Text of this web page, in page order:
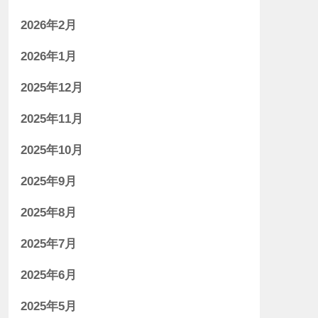
2026年2月
2026年1月
2025年12月
2025年11月
2025年10月
2025年9月
2025年8月
2025年7月
2025年6月
2025年5月